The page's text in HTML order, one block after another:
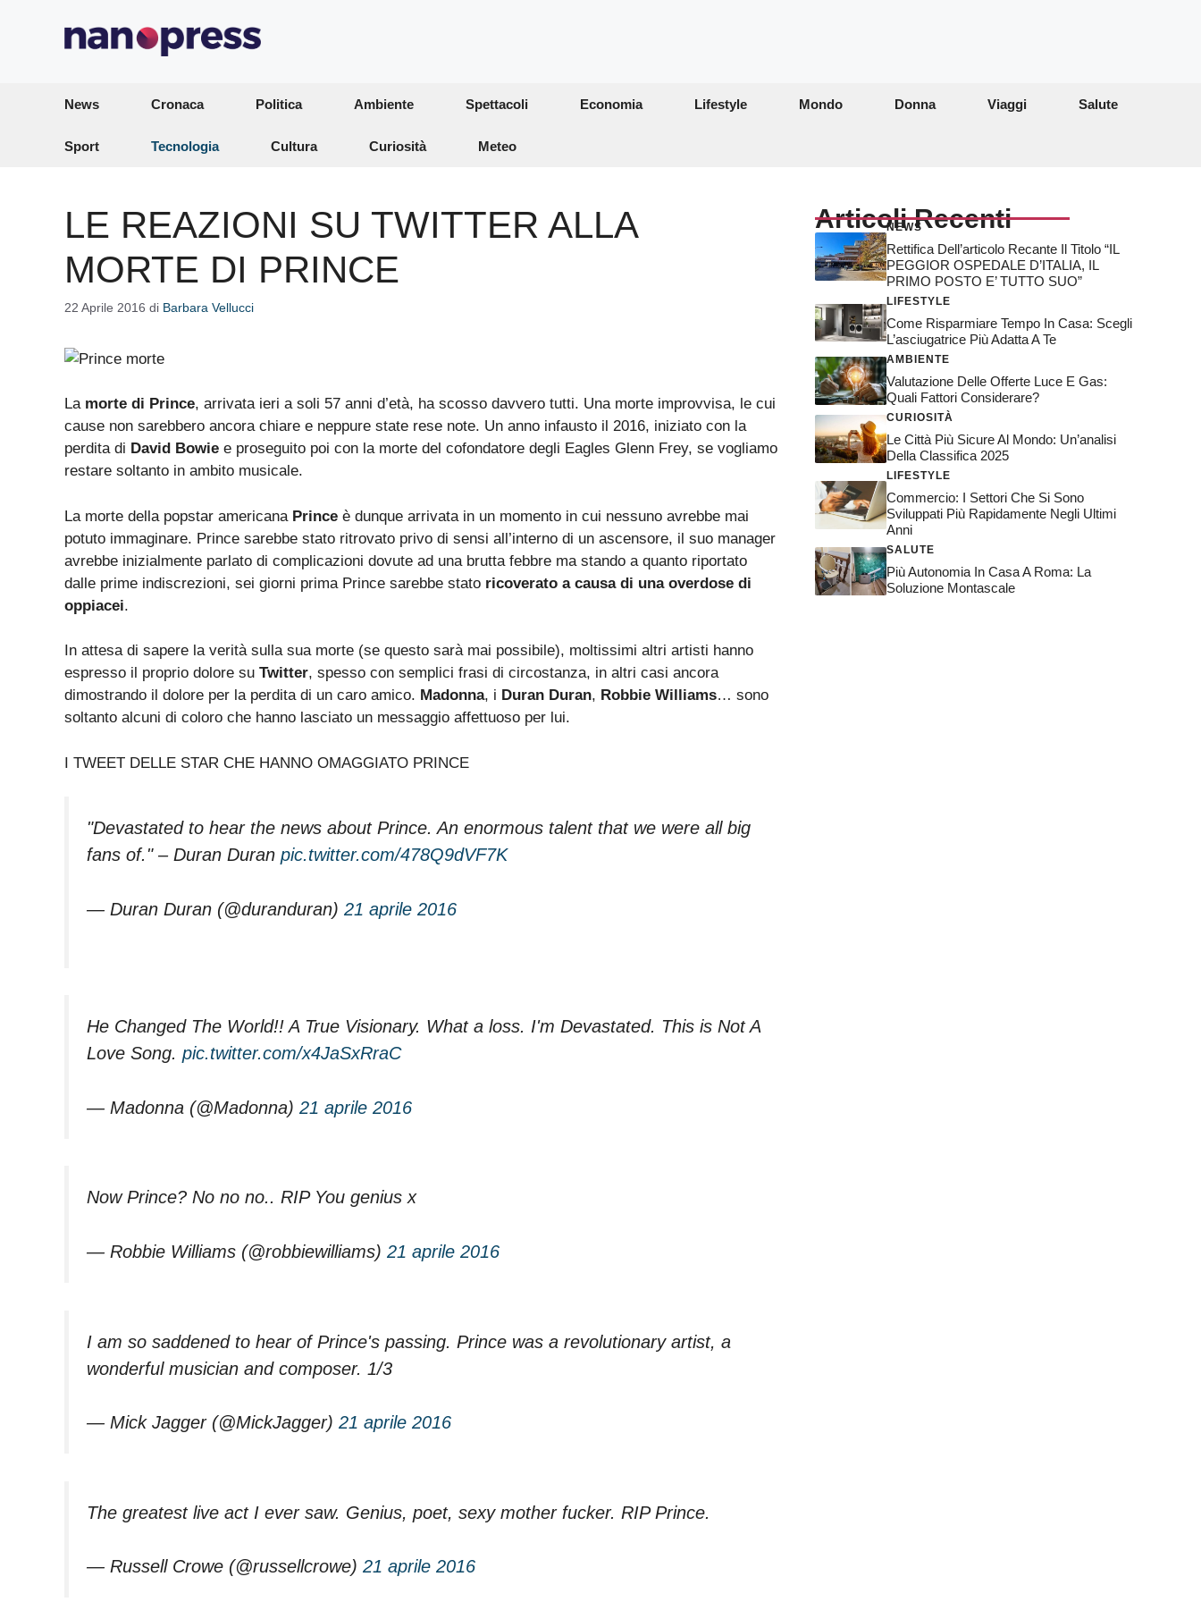
News Cronaca Politica Ambiente Spettacoli Economia Lifestyle Mondo Donna Viaggi Salute
Sport Tecnologia Cultura Curiosità Meteo
LE REAZIONI SU TWITTER ALLA
MORTE DI PRINCE
22 Aprile 2016 di Barbara Vellucci
La morte di Prince, arrivata ieri a soli 57 anni d’età, ha scosso davvero tutti. Una morte improvvisa, le cui
cause non sarebbero ancora chiare e neppure state rese note. Un anno infausto il 2016, iniziato con la
perdita di David Bowie e proseguito poi con la morte del cofondatore degli Eagles Glenn Frey, se vogliamo
restare soltanto in ambito musicale.
La morte della popstar americana Prince è dunque arrivata in un momento in cui nessuno avrebbe mai
potuto immaginare. Prince sarebbe stato ritrovato privo di sensi all’interno di un ascensore, il suo manager
avrebbe inizialmente parlato di complicazioni dovute ad una brutta febbre ma stando a quanto riportato
dalle prime indiscrezioni, sei giorni prima Prince sarebbe stato ricoverato a causa di una overdose di
oppiacei.
In attesa di sapere la verità sulla sua morte (se questo sarà mai possibile), moltissimi altri artisti hanno
espresso il proprio dolore su Twitter, spesso con semplici frasi di circostanza, in altri casi ancora
dimostrando il dolore per la perdita di un caro amico. Madonna, i Duran Duran, Robbie Williams… sono
soltanto alcuni di coloro che hanno lasciato un messaggio affettuoso per lui.
I TWEET DELLE STAR CHE HANNO OMAGGIATO PRINCE
"Devastated to hear the news about Prince. An enormous talent that we were all big
fans of." – Duran Duran pic.twitter.com/478Q9dVF7K
— Duran Duran (@duranduran) 21 aprile 2016
He Changed The World!! A True Visionary. What a loss. I'm Devastated. This is Not A
Love Song. pic.twitter.com/x4JaSxRraC
— Madonna (@Madonna) 21 aprile 2016
Now Prince? No no no.. RIP You genius x
— Robbie Williams (@robbiewilliams) 21 aprile 2016
I am so saddened to hear of Prince's passing. Prince was a revolutionary artist, a
wonderful musician and composer. 1/3
— Mick Jagger (@MickJagger) 21 aprile 2016
The greatest live act I ever saw. Genius, poet, sexy mother fucker. RIP Prince.
— Russell Crowe (@russellcrowe) 21 aprile 2016
Articoli Recenti
NEWS
Rettifica Dell’articolo Recante Il Titolo “IL
PEGGIOR OSPEDALE D’ITALIA, IL
PRIMO POSTO E’ TUTTO SUO”
LIFESTYLE
Come Risparmiare Tempo In Casa: Scegli
L’asciugatrice Più Adatta A Te
AMBIENTE
Valutazione Delle Offerte Luce E Gas:
Quali Fattori Considerare?
CURIOSITÀ
Le Città Più Sicure Al Mondo: Un’analisi
Della Classifica 2025
LIFESTYLE
Commercio: I Settori Che Si Sono
Sviluppati Più Rapidamente Negli Ultimi
Anni
SALUTE
Più Autonomia In Casa A Roma: La
Soluzione Montascale